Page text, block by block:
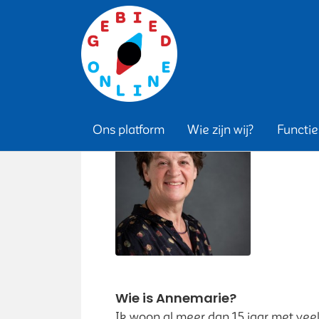
Ons platform Wie zijn wij?
Wie is Annemarie?